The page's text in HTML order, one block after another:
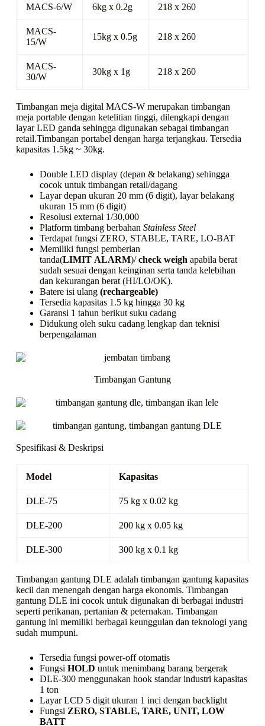
MACS-6/W 6kg x 0.2g 218 x 260
MACS-
15/W
15kg x 0.5g 218 x 260
MACS-
30/W
30kg x 1g 218 x 260
Timbangan meja digital MACS-W merupakan timbangan
meja portable dengan ketelitian tinggi, dilengkapi dengan
layar LED ganda sehingga digunakan sebagai timbangan
retail.Timbangan portabel dengan harga terjangkau. Tersedia
kapasitas 1.5kg ~ 30kg.
Double LED display (depan & belakang) sehingga
cocok untuk timbangan retail/dagang
Layar depan ukuran 20 mm (6 digit), layar belakang
ukuran 15 mm (6 digit)
Resolusi external 1/30,000
Platform timbang berbahan Stainless Steel
Terdapat fungsi ZERO, STABLE, TARE, LO-BAT
Memiliki fungsi pemberian
tanda(LIMIT ALARM)/check weigh apabila berat
sudah sesuai dengan keinginan serta tanda kelebihan
dan kekurangan berat (HI/LO/OK).
Batere isi ulang (rechargeable)
Tersedia kapasitas 1.5 kg hingga 30 kg
Garansi 1 tahun berikut suku cadang
Didukung oleh suku cadang lengkap dan teknisi
berpengalaman
Timbangan Gantung
Spesifikasi & Deskripsi
Model Kapasitas
DLE-75 75 kg x 0.02 kg
DLE-200 200 kg x 0.05 kg
DLE-300 300 kg x 0.1 kg
Timbangan gantung DLE adalah timbangan gantung kapasitas
kecil dan menengah dengan harga ekonomis. Timbangan
gantung DLE ini cocok untuk digunakan di berbagai industri
seperti perikanan, pertanian & peternakan. Timbangan
gantung ini memiliki berbagai keunggulan dan teknologi yang
sudah mumpuni.
Tersedia fungsi power-off otomatis
Fungsi HOLD untuk menimbang barang bergerak
DLE-300 menggunakan hook standar industri kapasitas
1 ton
Layar LCD 5 digit ukuran 1 inci dengan backlight
Fungsi ZERO, STABLE, TARE, UNIT, LOW
BATT